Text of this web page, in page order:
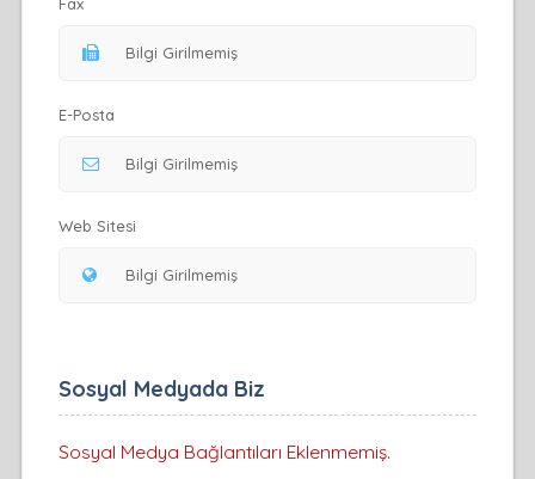
Fax
E-Posta
Web Sitesi
Sosyal Medyada Biz
Sosyal Medya Bağlantıları Eklenmemiş.